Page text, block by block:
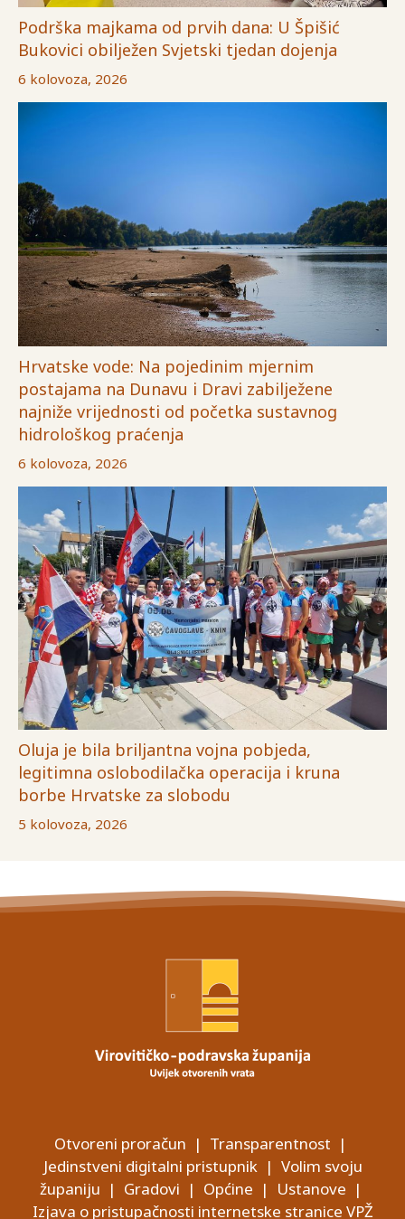
Podrška majkama od prvih dana: U Špišić
Bukovici obilježen Svjetski tjedan dojenja
6 kolovoza, 2026
Hrvatske vode: Na pojedinim mjernim
postajama na Dunavu i Dravi zabilježene
najniže vrijednosti od početka sustavnog
hidrološkog praćenja
6 kolovoza, 2026
Oluja je bila briljantna vojna pobjeda,
legitimna oslobodilačka operacija i kruna
borbe Hrvatske za slobodu
5 kolovoza, 2026
Otvoreni proračun | Transparentnost |
Jedinstveni digitalni pristupnik| Volim svoju
županiju | Gradovi | Općine | Ustanove |
Izjava o pristupačnosti internetske stranice VPŽ